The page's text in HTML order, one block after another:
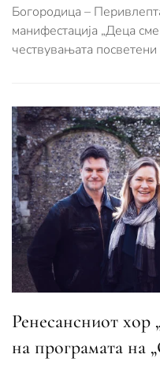
Богородица –
манифестација „Деца
чествувањата
Ренесансниот хор
на програмата на